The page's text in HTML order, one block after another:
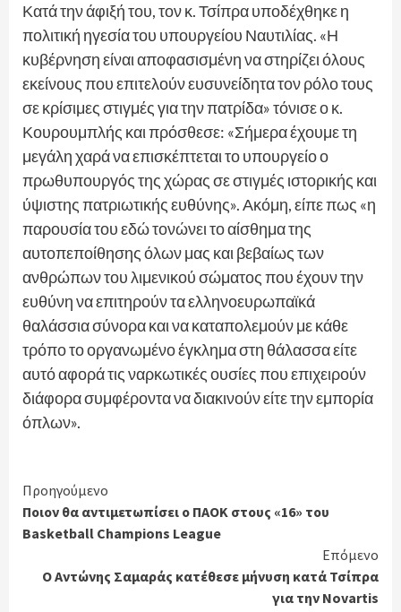
Κατά την άφιξή του, τον κ. Τσίπρα υποδέχθηκε η
πολιτική ηγεσία του υπουργείου Ναυτιλίας. «Η
κυβέρνηση είναι αποφασισμένη να στηρίζει όλους
εκείνους που επιτελούν ευσυνείδητα τον ρόλο τους
σε κρίσιμες στιγμές για την πατρίδα» τόνισε ο κ.
Κουρουμπλής και πρόσθεσε: «Σήμερα έχουμε τη
μεγάλη χαρά να επισκέπτεται το υπουργείο ο
πρωθυπουργός της χώρας σε στιγμές ιστορικής και
ύψιστης πατριωτικής ευθύνης». Ακόμη, είπε πως «η
παρουσία του εδώ τονώνει το αίσθημα της
αυτοπεποίθησης όλων μας και βεβαίως των
ανθρώπων του λιμενικού σώματος που έχουν την
ευθύνη να επιτηρούν τα ελληνοευρωπαϊκά
θαλάσσια σύνορα και να καταπολεμούν με κάθε
τρόπο το οργανωμένο έγκλημα στη θάλασσα είτε
αυτό αφορά τις ναρκωτικές ουσίες που επιχειρούν
διάφορα συμφέροντα να διακινούν είτε την εμπορία
όπλων».
Continue
Reading
Προηγούμενο
Ποιον θα αντιμετωπίσει ο ΠΑΟΚ στους «16» του
Basketball Champions League
Επόμενο
Ο Αντώνης Σαμαράς κατέθεσε μήνυση κατά Τσίπρα
για την Novartis